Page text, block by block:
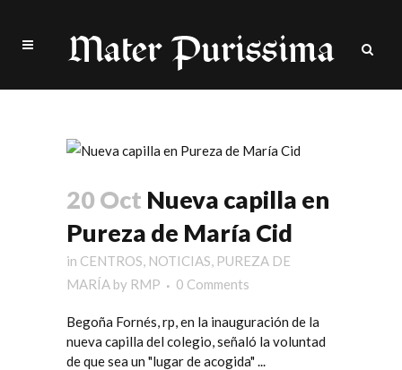
20 Oct Nueva capilla en
Pureza de María Cid
in CENTROS, NOTICIAS, PUREZA DE
MARÍA by RMP 0 Comments
Begoña Fornés, rp, en la inauguración de la
nueva capilla del colegio, señaló la voluntad
de que sea un "lugar de acogida" ...